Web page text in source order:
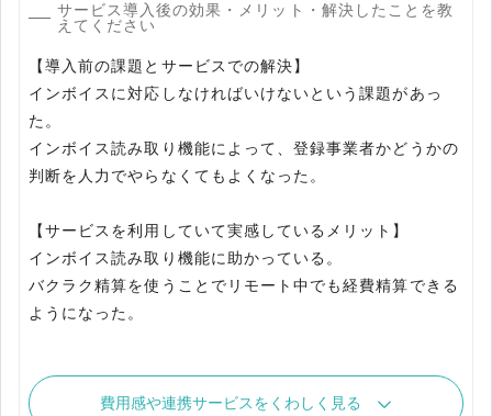
サービス導入後の効果・メリット・解決したことを教
えてください
【導入前の課題とサービスでの解決】
インボイスに対応しなければいけないという課題があっ
た。
インボイス読み取り機能によって、登録事業者かどうかの
判断を人力でやらなくてもよくなった。
【サービスを利用していて実感しているメリット】
インボイス読み取り機能に助かっている。
バクラク精算を使うことでリモート中でも経費精算できる
費用感や連携サービスをくわしく見る